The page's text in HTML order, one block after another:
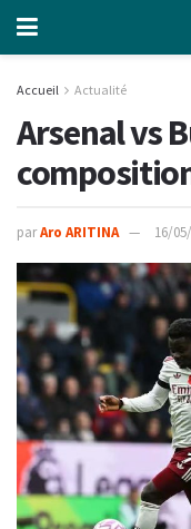
Accueil Actualité
Arsenal vs
parAro ARITINA 16/